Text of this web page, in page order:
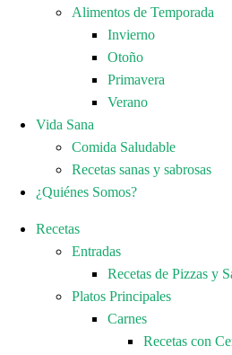
Alimentos de Temporada
Invierno
Otoño
Primavera
Verano
Vida Sana
Comida Saludable
Recetas sanas y sabrosas
¿Quiénes Somos?
Recetas
Entradas
Recetas de Pizzas y
Platos Principales
Carnes
Recetas con